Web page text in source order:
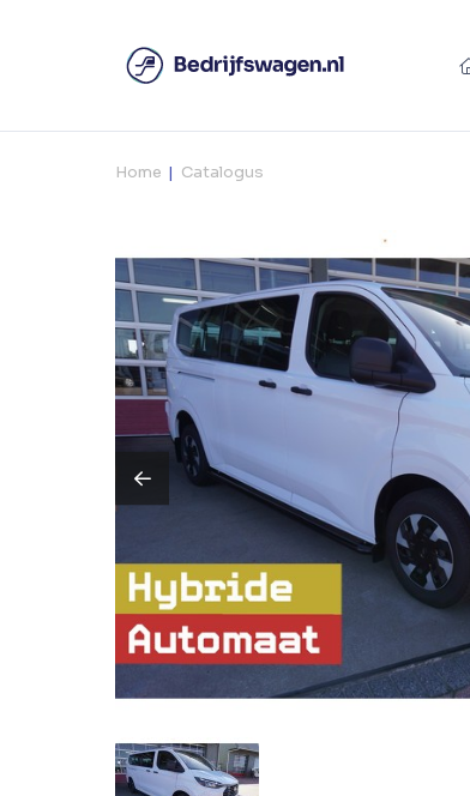
Home Catalogus